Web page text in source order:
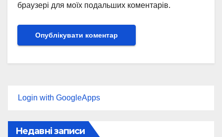
браузері для моїх подальших коментарів.
Login with GoogleApps
Недавні записи